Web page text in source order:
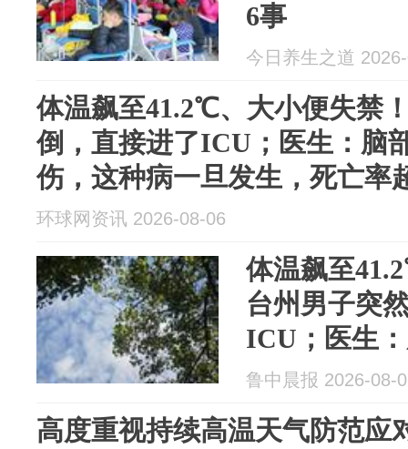
6事
今日养生之道
体温飙至41.2℃、大小便失禁
倒，直接进了ICU；医生：脑
伤，这种病一旦发生，死亡率
环球网资讯 2026-08-06
体温飙至
台州男子突
ICU；医生
损伤，这种
鲁中晨报 2026-08-
高度重视持续高温天气防范应